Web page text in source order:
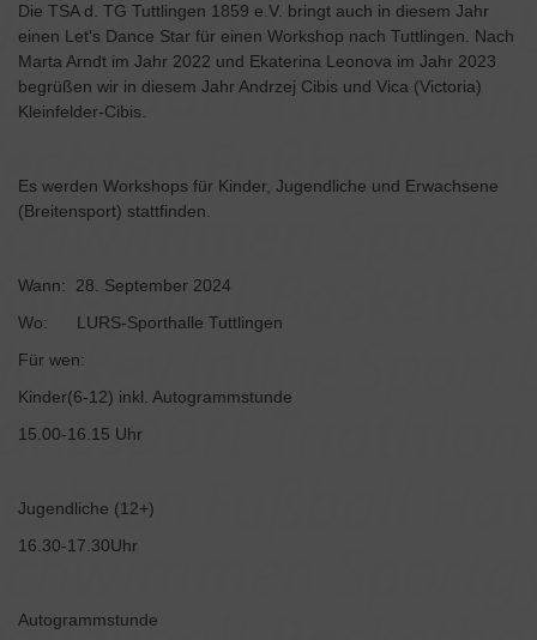
Die TSA d. TG Tuttlingen 1859 e.V. bringt auch in diesem Jahr
einen Let's Dance Star für einen Workshop nach Tuttlingen. Nach
Marta Arndt im Jahr 2022 und Ekaterina Leonova im Jahr 2023
begrüßen wir in diesem Jahr Andrzej Cibis und Vica (Victoria)
Kleinfelder-Cibis.
Es werden Workshops für Kinder, Jugendliche und Erwachsene
(Breitensport) stattfinden.
Wann: 28. September 2024
Wo: LURS-Sporthalle Tuttlingen
Für wen:
Kinder(6-12) inkl. Autogrammstunde
15.00-16.15 Uhr
Jugendliche (12+)
16.30-17.30Uhr
Autogrammstunde